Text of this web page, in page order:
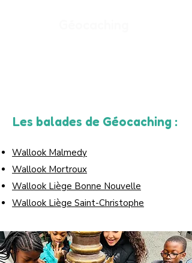
Les balades de Géocaching :
Wallook Malmedy
Wallook Mortroux
Wallook Liège Bonne Nouvelle
Wallook Liège Saint-Christophe